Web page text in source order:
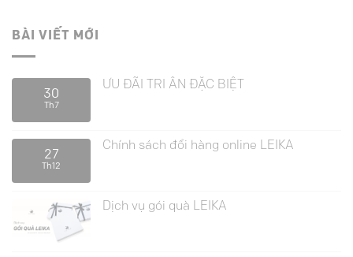
BÀI VIẾT MỚI
30
Th7
ƯU ĐÃI TRI ÂN ĐẶC BIỆT
27
Th12
Chính sách đổi hàng online LEIKA
Dịch vụ gói quà LEIKA